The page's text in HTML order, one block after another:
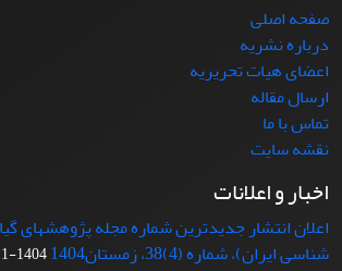
صفحه اصلی
درباره نشریه
اعضای هیات تحریریه
ارسال مقاله
تماس با ما
نقشه سایت
اخبار و اعلانات
اعلان انتشار جدیدترین شماره مجله پژوهشهای
شناسی ایران)، شماره (4)38، زمستان1404
1404-11-04